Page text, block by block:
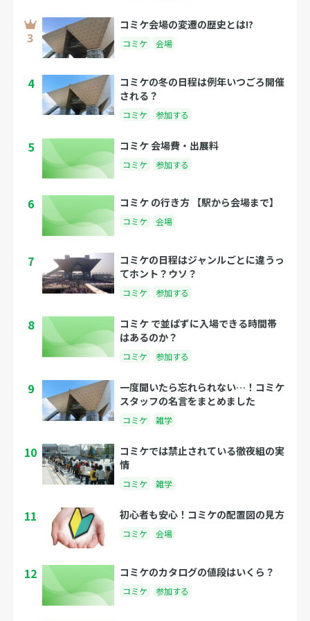
コミケ会場の変遷の歴史とは!?
コミケ 会場
4
コミケの冬の日程は例年いつごろ開催
される？
コミケ 参加する
5 コミケ 会場費・出展料
コミケ 参加する
6 コミケ の行き方 【駅から会場まで】
コミケ 会場
7
コミケの日程はジャンルごとに違うっ
てホント？ウソ？
コミケ 参加する
8
コミケ で並ばずに入場できる時間帯
はあるのか？
コミケ 参加する
9
一度聞いたら忘れられない…！コミケ
スタッフの名言をまとめました
コミケ 雑学
10
コミケでは禁止されている徹夜組の実
情
コミケ 雑学
11 初心者も安心！コミケの配置図の見方
コミケ 会場
12 コミケのカタログの値段はいくら？
コミケ 参加する